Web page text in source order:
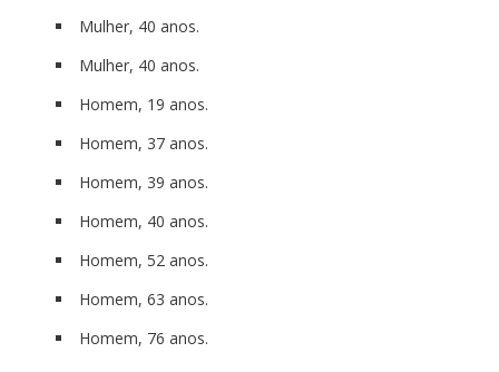
Mulher, 40 anos.
Mulher, 40 anos.
Homem, 19 anos.
Homem, 37 anos.
Homem, 39 anos.
Homem, 40 anos.
Homem, 52 anos.
Homem, 63 anos.
Homem, 76 anos.